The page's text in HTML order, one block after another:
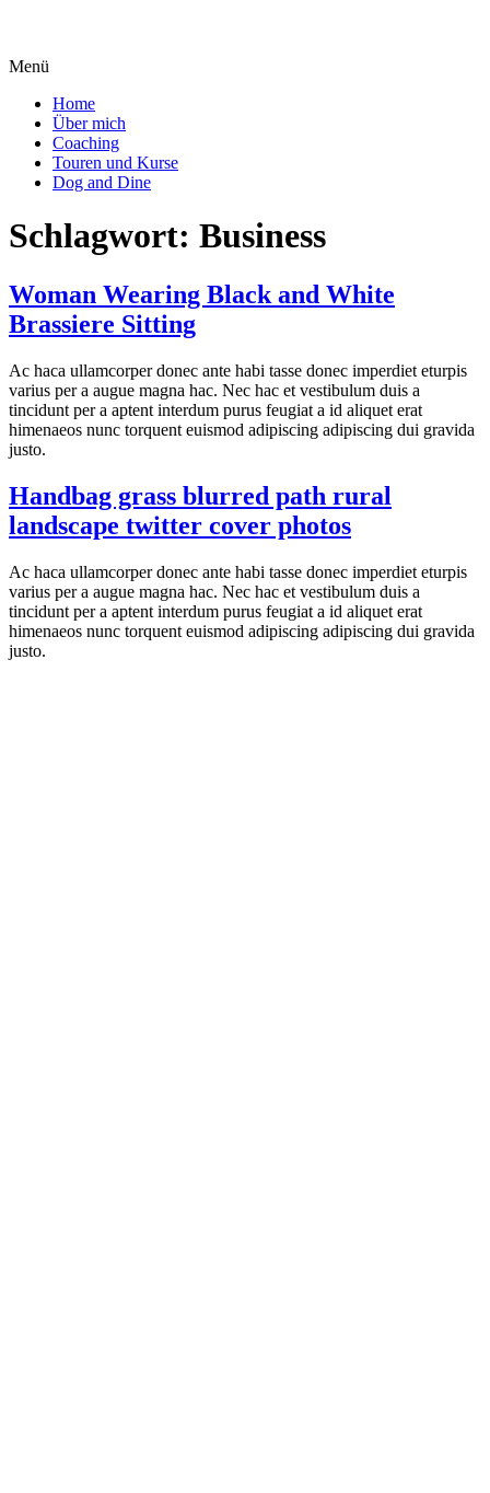
Menü
Home
Über mich
Coaching
Touren und Kurse
Dog and Dine
Schlagwort: Business
Woman Wearing Black and White
Brassiere Sitting
Ac haca ullamcorper donec ante habi tasse donec imperdiet eturpis
varius per a augue magna hac. Nec hac et vestibulum duis a
tincidunt per a aptent interdum purus feugiat a id aliquet erat
himenaeos nunc torquent euismod adipiscing adipiscing dui gravida
justo.
Handbag grass blurred path rural
landscape twitter cover photos
Ac haca ullamcorper donec ante habi tasse donec imperdiet eturpis
varius per a augue magna hac. Nec hac et vestibulum duis a
tincidunt per a aptent interdum purus feugiat a id aliquet erat
himenaeos nunc torquent euismod adipiscing adipiscing dui gravida
justo.